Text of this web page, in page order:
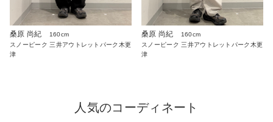
桑原 尚紀
160cm
スノーピーク 三井アウトレットパーク木更
津
桑原 尚紀
160cm
スノーピーク 三井アウトレットパーク木更
津
人気のコーディネート